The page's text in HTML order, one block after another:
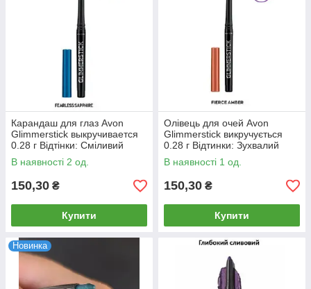
Карандаш для глаз Avon
Glimmerstick выкручивается
0.28 г Відтінки: Сміливий
сапфір/FEARLESS SAPPHIRE
В наявності 2 од.
150,30 ₴
Купити
Олівець для очей Avon
Glimmerstick викручується
0.28 г Відтинки: Зухвалий
цитрин/DARING CITRINE
В наявності 1 од.
150,30 ₴
Купити
Новинка